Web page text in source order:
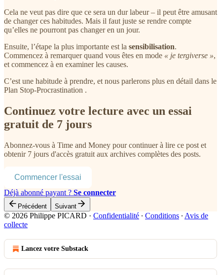
Cela ne veut pas dire que ce sera un dur labeur – il peut être amusant
de changer ces habitudes. Mais il faut juste se rendre compte
qu’elles ne pourront pas changer en un jour.
Ensuite, l’étape la plus importante est la sensibilisation.
Commencez à remarquer quand vous êtes en mode « je tergiverse »,
et commencez à en examiner les causes.
C’est une habitude à prendre, et nous parlerons plus en détail dans le
Plan Stop-Procrastination .
Continuez votre lecture avec un essai
gratuit de 7 jours
Abonnez-vous à Time and Money pour continuer à lire ce post et
obtenir 7 jours d'accès gratuit aux archives complètes des posts.
Commencer l'essai
Déjà abonné payant ? Se connecter
Précédent Suivant
© 2026 Philippe PICARD · Confidentialité ∙ Conditions ∙ Avis de
collecte
Lancez votre Substack